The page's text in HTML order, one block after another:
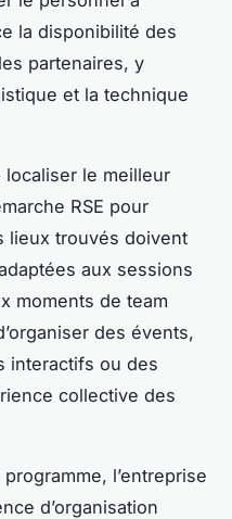
la disponibilité des
partenaires, y
et la technique
localiser le meilleur
RSE pour
lieux trouvés doivent
aux sessions
moments de team
des évents,
interactifs ou des
collective des
l’entreprise
d’organisation